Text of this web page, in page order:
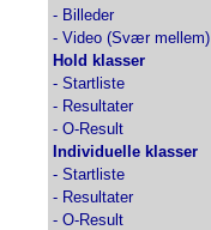
- Billeder
- Video (Svær mellem)
Hold klasser
- Startliste
- Resultater
- O-Result
Individuelle klasser
- Startliste
- Resultater
- O-Result